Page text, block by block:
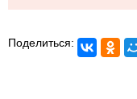
Поделиться: